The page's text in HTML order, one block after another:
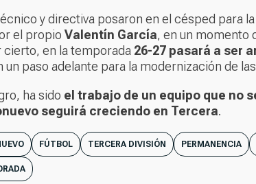
y directiva posaron en el césped para
el propio Valentín García, en un momento
cierto, en la temporada 26-27 pasará a ser
un paso adelante para la modernización de
ha sido el trabajo de un equipo que no
seguirá creciendo en Tercera.
FÚTBOL TERCERA DIVISIÓN PERMANENCIA